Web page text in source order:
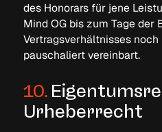
des Honorars für jene
Mind OG bis zum Tage der
Vertragsverhältnisses
pauschaliert vereinbart.
10.
Urheberrecht